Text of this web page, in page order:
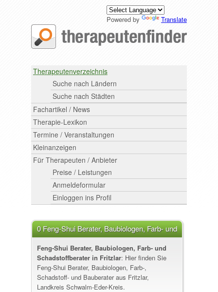
Powered by Translate
Therapeutenverzeichnis
Suche nach Ländern
Suche nach Städten
Fachartikel / News
Therapie-Lexikon
Termine / Veranstaltungen
Kleinanzeigen
Für Therapeuten / Anbieter
Preise / Leistungen
Anmeldeformular
Einloggen ins Profil
0 Feng-Shui Berater, Baubiologen, Farb- und
Schadstoffberater in Fritzlar
Feng-Shui Berater, Baubiologen, Farb- und
Schadstoffberater in Fritzlar: Hier finden Sie
Feng-Shui Berater, Baubiologen, Farb-,
Schadstoff- und Bauberater aus Fritzlar,
Landkreis Schwalm-Eder-Kreis.